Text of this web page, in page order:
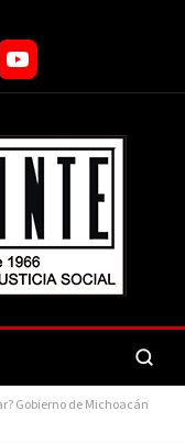
Gobierno de Michoacán